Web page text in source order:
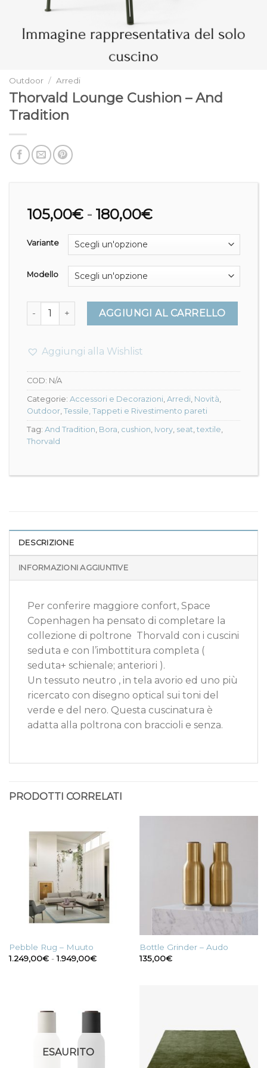
Outdoor / Arredi
Thorvald Lounge Cushion – And
Tradition
105,00€ - 180,00€Fascia
da
105,00€
a
180,00€
Variante
Modello
Thorvald Lounge Cushion - And Tradition quantità
AGGIUNGI AL CARRELLO
Aggiungi alla Wishlist
COD: N/A
Categorie: Accessori e Decorazioni Arredi Novità
Outdoor Tessile, Tappeti e Rivestimento pareti
Tag: And Tradition Bora cushion Ivory seat textile
Thorvald
DESCRIZIONE
INFORMAZIONI AGGIUNTIVE
Per conferire maggiore confort, Space
Copenhagen ha pensato di completare la
collezione di poltrone Thorvald con i cuscini
seduta e con l’imbottitura completa (
seduta+ schienale; anteriori ).
Un tessuto neutro , in tela avorio ed uno più
ricercato con disegno optical sui toni del
verde e del nero. Questa cuscinatura è
adatta alla poltrona con braccioli e senza.
PRODOTTI CORRELATI
Pebble Rug – Muuto
1.249,00€ - 1.949,00€Fascia
Bottle Grinder – Audo
135,00€
ESAURITO